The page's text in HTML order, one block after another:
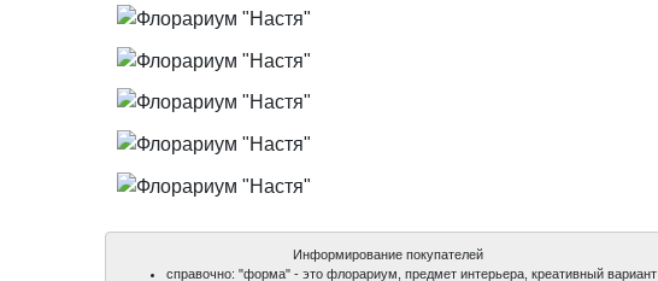
Информирование покупателей
справочно: "форма" - это флорариум, предмет интерьера, креативный вариант